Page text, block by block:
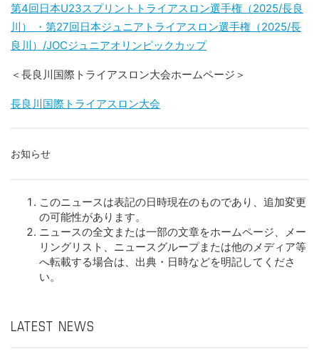
第4回日本U23スプリントトライアスロン選手権（2025/長良
川） ・ 第27回日本ジュニアトライアスロン選手権（2025/長
良川）/JOCジュニアオリンピックカップ
＜長良川国際トライアスロン大会ホームページ＞
長良川国際トライアスロン大会
お知らせ
このニュースは表記の日時現在のものであり、追加変更
の可能性があります。
ニュースの全文または一部の文章をホームページ、メー
リングリスト、ニュースグループまたは他のメディア等
へ転載する場合は、出典・日時などを明記してくださ
い。
LATEST NEWS